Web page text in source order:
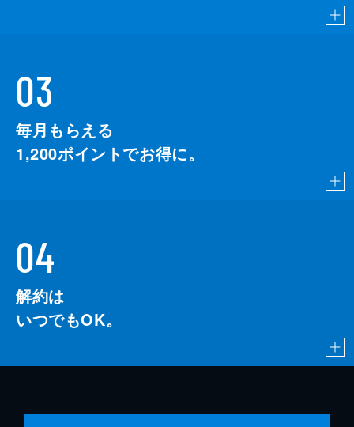
03
毎月もらえる
1,200ポイントでお得に。
04
解約は
いつでもOK。